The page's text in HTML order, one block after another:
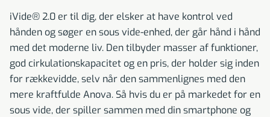
iVide® 2.0 er til dig, der elsker at have kontrol ved
hånden og søger en sous vide-enhed, der går hånd i hånd
med det moderne liv. Den tilbyder masser af funktioner,
god cirkulationskapacitet og en pris, der holder sig inden
for rækkevidde, selv når den sammenlignes med den
mere kraftfulde Anova. Så hvis du er på markedet for en
sous vide, der spiller sammen med din smartphone og